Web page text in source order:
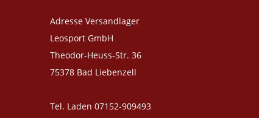
Adresse Versandlager
Leosport GmbH
Theodor-Heuss-Str. 36
75378 Bad Liebenzell
Tel. Laden 07152-909493